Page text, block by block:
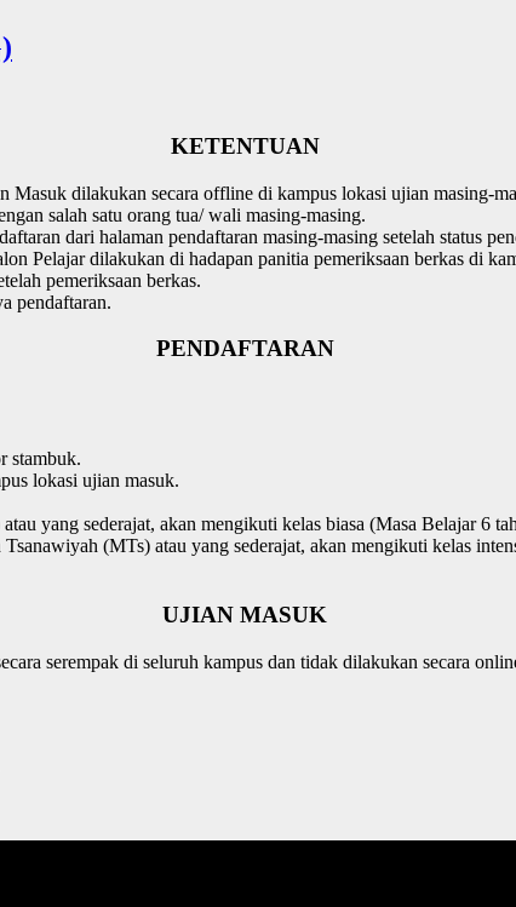
KETENTUAN
Masuk dilakukan secara offline di kampus lokasi ujian masing-
salah satu orang tua/ wali masing-masing.
dari halaman pendaftaran masing-masing setelah status
Pelajar dilakukan di hadapan panitia pemeriksaan berkas di
pemeriksaan berkas.
pendaftaran.
PENDAFTARAN
stambuk.
lokasi ujian masuk.
yang sederajat, akan mengikuti kelas biasa (Masa Belajar 6
Tsanawiyah (MTs) atau yang sederajat, akan mengikuti kelas
UJIAN MASUK
serempak di seluruh kampus dan tidak dilakukan secara